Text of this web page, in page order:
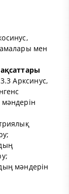
мен
Арксинус,
мәндерін